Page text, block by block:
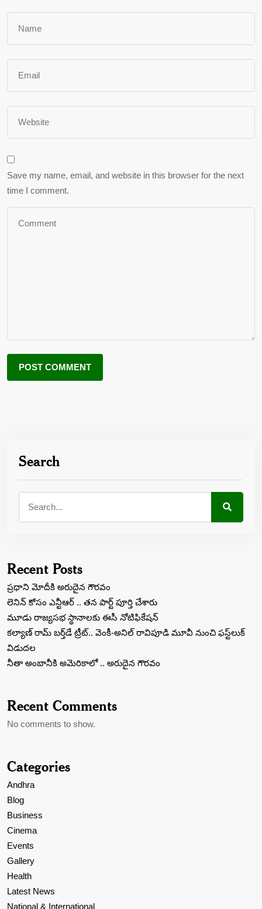
Save my name, email, and website in this browser for the next
time I comment.
Search
Recent Posts
ప్రధాని మోదీకి అరుదైన గౌరవం
లెనిన్‌ కోసం ఎన్టీఆర్‌ .. తన పార్ట్‌ పూర్తి చేశారు
మూడు రాజ్యసభ స్థానాలకు ఈసీ నోటిఫికేషన్
కల్యాణ్ రామ్ బ‌ర్త్‌డే ట్రీట్‌.. వెంకీ-అనిల్ రావిపూడి మూవీ నుంచి ఫస్ట్‌లుక్
విడుద‌ల‌
నీతా అంబానీకి అమెరికాలో .. అరుదైన గౌరవం
Recent Comments
No comments to show.
Categories
Andhra
Blog
Business
Cinema
Events
Gallery
Health
Latest News
National & International